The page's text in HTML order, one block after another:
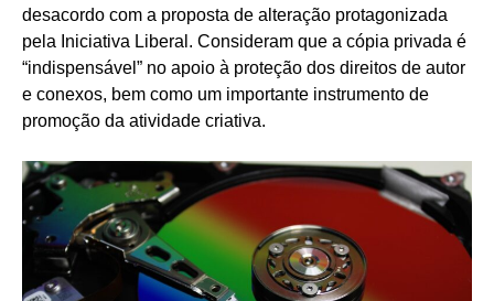
desacordo com a proposta de alteração protagonizada
pela Iniciativa Liberal. Consideram que a cópia privada é
“indispensável” no apoio à proteção dos direitos de autor
e conexos, bem como um importante instrumento de
promoção da atividade criativa.